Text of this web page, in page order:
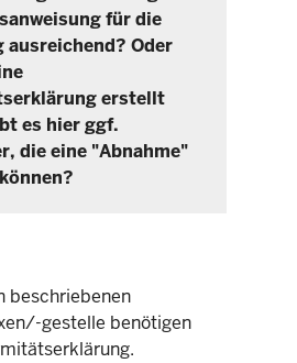
für die
ausreichend? Oder
erstellt
es hier ggf.
die eine "Abnahme"
beschriebenen
gestelle benötigen